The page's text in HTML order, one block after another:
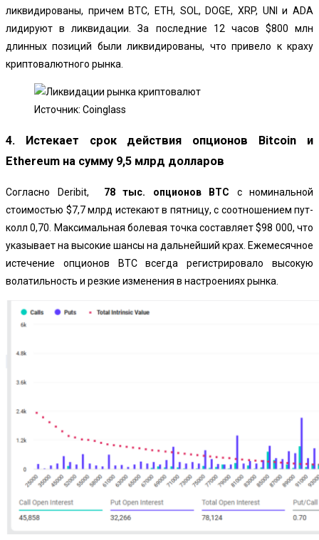
ликвидированы, причем BTC, ETH, SOL, DOGE, XRP, UNI и ADA
лидируют в ликвидации. За последние 12 часов $800 млн
длинных позиций были ликвидированы, что привело к краху
криптовалютного рынка.
Источник: Coinglass
4. Истекает срок действия опционов Bitcoin и
Ethereum на сумму 9,5 млрд долларов
Согласно Deribit, 78 тыс. опционов BTC с номинальной
стоимостью $7,7 млрд истекают в пятницу, с соотношением пут-
колл 0,70. Максимальная болевая точка составляет $98 000, что
указывает на высокие шансы на дальнейший крах. Ежемесячное
истечение опционов BTC всегда регистрировало высокую
волатильность и резкие изменения в настроениях рынка.